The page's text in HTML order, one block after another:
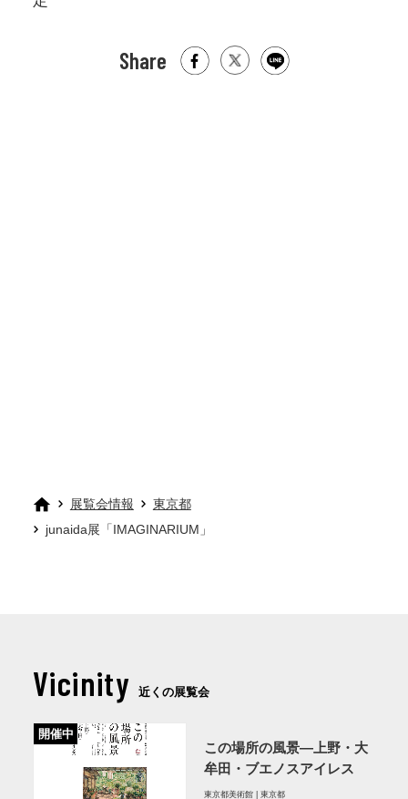
Share
展覧会情報
東京都
junaida展「IMAGINARIUM」
Vicinity 近くの展覧会
開催中
この場所の風景―上野・大
牟田・ブエノスアイレス
東京都美術館 | 東京都